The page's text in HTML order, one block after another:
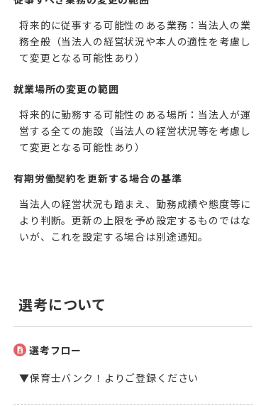
将来的に従事する可能性のある業務：当法人の業
務全般（当法人の経営状況や本人の適性を考慮し
て変更となる可能性あり）
就業場所の変更の範囲
将来的に勤務する可能性のある場所：当法人が運
営する全ての施設（当法人の経営状況等を考慮し
て変更となる可能性あり）
有期労働契約を更新する場合の基準
当法人の経営状況も踏まえ、勤務成績や態度等に
より判断。更新の上限を予め設定するものではな
いが、これを設定する場合は別途通知。
選考について
選考フロー
▼保育士バンク！よりご登録ください